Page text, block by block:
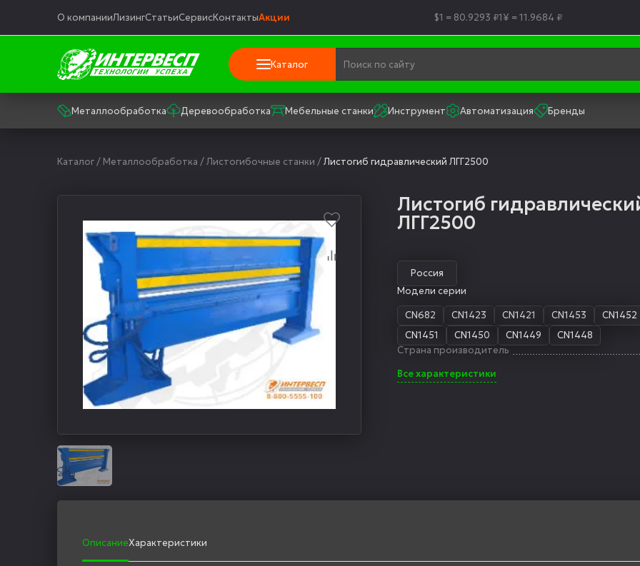
О компанииЛизингСтатьиСервисКонтактыАкции $1 = 80.9293 ₽1¥ = 11.9684 ₽
Каталог
Металлообработка Деревообработка Мебельные станки Инструмент Автоматизация Бренды
Каталог/ Металлообработка /Листогибочные станки /Листогиб гидравлический ЛГГ2500
Листогиб
ЛГГ2500
Россия
Модели серии
CN682
CN1423 CN1421 CN1453
CN1452
CN1451
CN1450 CN1449
CN1448
Страна производитель
Все характеристики
ОписаниеХарактеристики